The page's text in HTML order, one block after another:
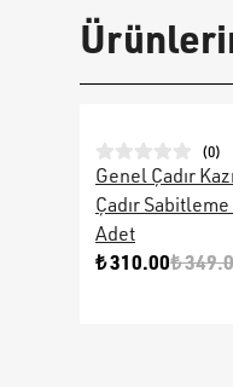
(0)
Genel Çadır
Çadır
Adet
₺ 310.00₺